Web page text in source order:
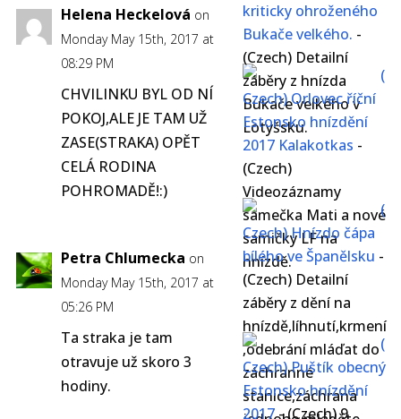
kriticky ohroženého
Bukače velkého. -
(Czech) Detailní
záběry z hnízda
Bukače velkého v
Lotyšsku.
(
Czech) Orlovec říční
Estonsko hnízdění
2017 Kalakotkas -
(Czech)
Videozáznamy
samečka Mati a nové
samičky LF na
hnízdě.
(
Czech) Hnízdo čápa
bílého ve Španělsku -
(Czech) Detailní
záběry z dění na
hnízdě,líhnutí,krmení
,odebrání mláďat do
záchranné
stanice,záchrana
(
Czech) Puštík obecný
Estonsko hnízdění
2017-(Czech) 9
Helena Heckelová on
Monday May 15th, 2017 at
08:29 PM
CHVILINKU BYL OD NÍ
POKOJ,ALE JE TAM UŽ
ZASE(STRAKA) OPĚT
CELÁ RODINA
POHROMADĚ!:)
Petra Chlumecka on
Monday May 15th, 2017 at
05:26 PM
Ta straka je tam
otravuje už skoro 3
hodiny.